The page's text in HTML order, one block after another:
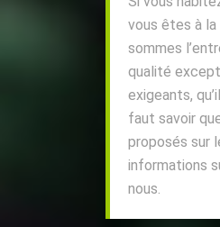
vous êtes à la
sommes
qualité
exigeants,
faut savoir
proposés sur
informations
nous.